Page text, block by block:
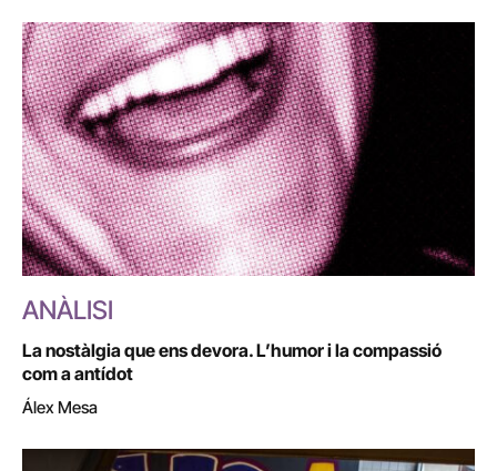
ANÀLISI
La nostàlgia que ens devora. L’humor i la compassió
com a antídot
Álex Mesa